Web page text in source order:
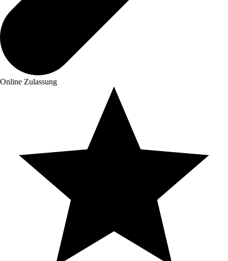
Online Zulassung